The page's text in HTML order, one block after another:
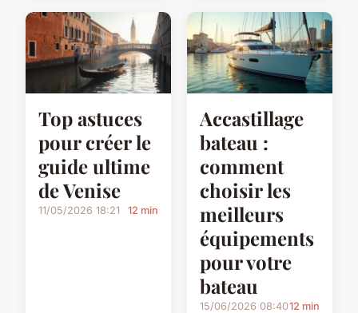
Top astuces
pour créer le
guide ultime
de Venise
11/05/2026 18:21 12 min
Accastillage
bateau :
comment
choisir les
meilleurs
équipements
pour votre
bateau
15/06/2026 08:4012 min